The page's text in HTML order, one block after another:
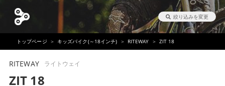
絞り込みを変更
トップページ キッズバイク(～18インチ) RITEWAY ZIT 18
RITEWAY ライトウェイ
ZIT 18